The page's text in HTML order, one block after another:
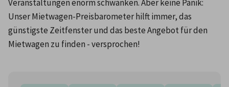
Veranstaltungen enorm schwanken. Aber keine Panik:
Unser Mietwagen-Preisbarometer hilft immer, das
günstigste Zeitfenster und das beste Angebot für den
Mietwagen zu finden - versprochen!